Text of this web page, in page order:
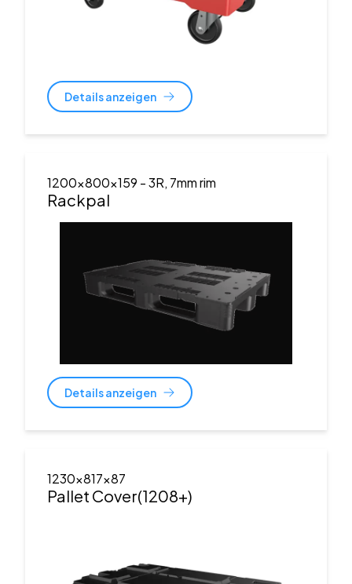
Details anzeigen
1200x800x159 - 3R, 7mm rim
Rackpal
Details anzeigen
1230x817x87
Pallet Cover(1208+)